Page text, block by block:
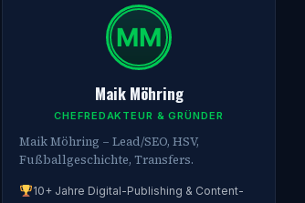
Maik Möhring
CHEFREDAKTEUR & GRÜNDER
Maik Möhring – Lead/SEO, HSV,
Fußballgeschichte, Transfers.
10+ Jahre Digital-Publishing & Content-